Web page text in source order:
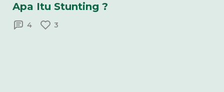
Apa Itu Stunting ?
4 3